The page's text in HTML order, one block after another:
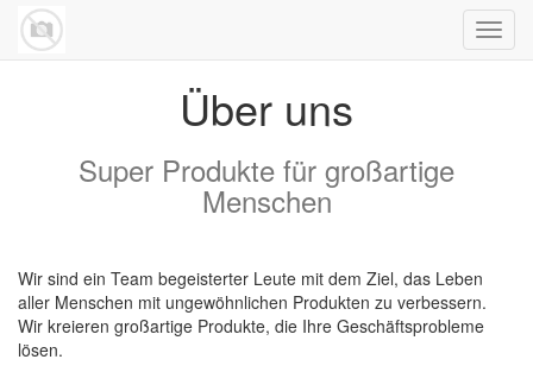
Über uns
Super Produkte für großartige
Menschen
Wir sind ein Team begeisterter Leute mit dem Ziel, das Leben
aller Menschen mit ungewöhnlichen Produkten zu verbessern.
Wir kreieren großartige Produkte, die Ihre Geschäftsprobleme
lösen.